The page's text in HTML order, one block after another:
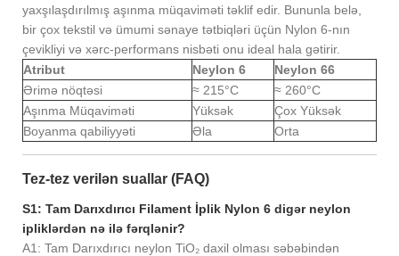
yaxşılaşdırılmış aşınma müqaviməti təklif edir. Bununla belə,
bir çox tekstil və ümumi sənaye tətbiqləri üçün Nylon 6-nın
çevikliyi və xərc-performans nisbəti onu ideal hala gətirir.
Atribut
Neylon 6
Neylon 66
Ərimə nöqtəsi
≈ 215°C
≈ 260°C
Aşınma Müqaviməti
Yüksək
Çox Yüksək
Boyanma qabiliyyəti
Əla Orta
Tez-tez verilən suallar (FAQ)
S1: Tam Darıxdırıcı Filament İplik Nylon 6 digər neylon
ipliklərdən nə ilə fərqlənir?
A1: Tam Darıxdırıcı neylon TiO₂ daxil olması səbəbindən